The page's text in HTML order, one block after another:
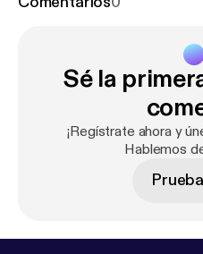
ps://www.likeapropr.com/
través-de-tu-contenido-
Para mas información
enlaces: 🌐 Pagina Web
https://
Instagram: @likeapropr [
Sé la
¡Regístrate ahora y
Hablemos